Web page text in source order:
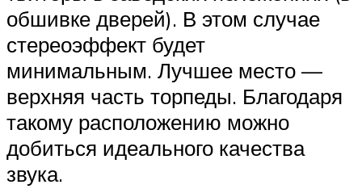
обшивке дверей). В этом случае
стереоэффект будет
минимальным. Лучшее место —
верхняя часть торпеды. Благодаря
такому расположению можно
добиться идеального качества
звука.